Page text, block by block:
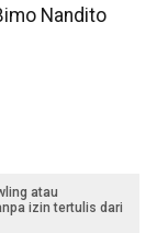
Nandito
atau
izin tertulis dari